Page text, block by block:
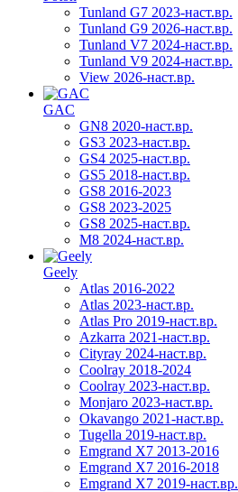
Tunland G7 2023-наст.вр.
Tunland G9 2026-наст.вр.
Tunland V7 2024-наст.вр.
Tunland V9 2024-наст.вр.
View 2026-наст.вр.
GAC
GN8 2020-наст.вр.
GS3 2023-наст.вр.
GS4 2025-наст.вр.
GS5 2018-наст.вр.
GS8 2016-2023
GS8 2023-2025
GS8 2025-наст.вр.
M8 2024-наст.вр.
Geely
Atlas 2016-2022
Atlas 2023-наст.вр.
Atlas Pro 2019-наст.вр.
Azkarra 2021-наст.вр.
Cityray 2024-наст.вр.
Coolray 2018-2024
Coolray 2023-наст.вр.
Monjaro 2023-наст.вр.
Okavango 2021-наст.вр.
Tugella 2019-наст.вр.
Emgrand Х7 2013-2016
Emgrand X7 2016-2018
Emgrand X7 2019-наст.вр.